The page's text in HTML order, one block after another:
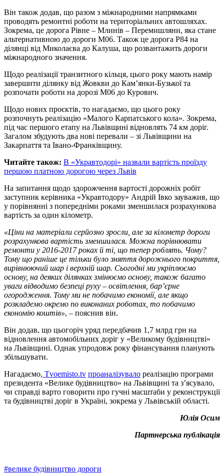
Він також додав, що разом з міжнародними напрямками
проводять ремонтні роботи на територіальних автошляхах.
Зокрема, це дорога Рівне – Млинів – Перемишляни, яка стане
альтернативною до дороги М06. Також це дорога Р84 на
ділянці від Миколаєва до Калуша, що розвантажить дороги
міжнародного значення.
Щодо реалізації транзитного кільця, цього року мають намір
завершити ділянку від Жовкви до Кам’янки-Бузької та
розпочати роботи на дорозі М06 до Курович.
Щодо нових проєктів, то нагадаємо, що цього року
розпочнуть реалізацію «Малого Карпатського кола». Зокрема,
під час першого етапу на Львівщині відновлять 74 км доріг.
Загалом збудують два нові перевали – зі Львівщини на
Закарпаття та Івано-Франківщину.
Читайте також: В «Укравтодорі» назвали вартість проїзду
першою платною дорогою через Львів
На запитання щодо здорожчення вартості дорожніх робіт
заступник керівника «Укравтодору» Андрій Івко зауважив, що
у порівнянні з попередніми роками зменшилася розрахункова
вартість за один кілометр.
«Ціни на матеріали серйозно зросли, але за кілометр дороги
розрахункова вартість зменшилася. Можна порівнювати
ремонти у 2016-2017 роках й ті, що тепер роблять. Чому?
Тому що раніше це тільки було зняття дорожнього покриття,
вирівнюючий шар і верхній шар. Сьогодні ми укріплюємо
основу, на деяких ділянках змінюємо основу, також багато
уваги відводимо безпеці руху – освітлення, бар’єрне
огородження. Тому ми не побачимо економії, але якщо
розкладемо окремо по виконаних роботах, то побачимо
економію коштів», – пояснив він.
Він додав, що цьогоріч уряд передбачив 1,7 млрд грн на
відновлення автомобільних доріг у «Великому будівництві»
на Львівщині. Однак упродовж року фінансування планують
збільшувати.
Нагадаємо, Tvoemisto.tv проаналізувало реалізацію програми
президента «Велике будівництво» на Львівщині та з’ясувало,
чи справді варто говорити про гучні масштаби у реконструкції
та будівництві доріг в Україні, зокрема у Львівській області.
Юлія Осим
Партнерська публікація
#велике будівництво дороги